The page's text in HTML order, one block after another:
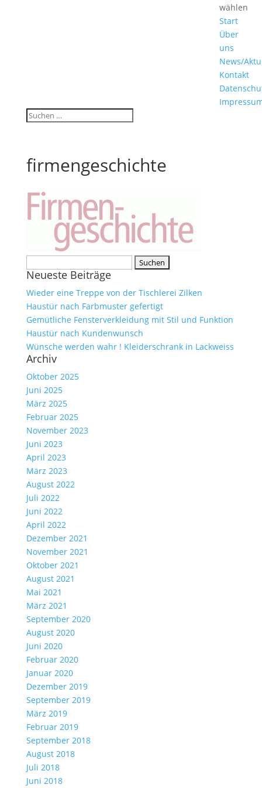
wählen
Start
Über
uns
News/
Kontakt
firmengeschichte
nach:
Neueste Beiträge
Wieder eine Treppe von der Tischlerei Zilken
Haustür nach Farbmuster gefertigt
Gemütliche Fensterverkleidung mit Stil und Funktion
Haustür nach Kundenwunsch
Wünsche werden wahr ! Kleiderschrank in Lackweiss
Archiv
Oktober 2025
Juni 2025
März 2025
Februar 2025
November 2023
Juni 2023
April 2023
März 2023
August 2022
Juli 2022
Juni 2022
April 2022
Dezember 2021
November 2021
Oktober 2021
August 2021
Mai 2021
März 2021
September 2020
August 2020
Juni 2020
Februar 2020
Januar 2020
Dezember 2019
September 2019
März 2019
Februar 2019
September 2018
August 2018
Juli 2018
Juni 2018